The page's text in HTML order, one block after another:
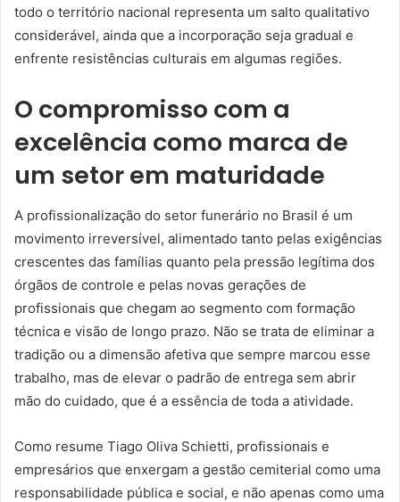
todo o território nacional representa um salto qualitativo
considerável, ainda que a incorporação seja gradual e
enfrente resistências culturais em algumas regiões.
O compromisso com a
excelência como marca de
um setor em maturidade
A profissionalização do setor funerário no Brasil é um
movimento irreversível, alimentado tanto pelas exigências
crescentes das famílias quanto pela pressão legítima dos
órgãos de controle e pelas novas gerações de
profissionais que chegam ao segmento com formação
técnica e visão de longo prazo. Não se trata de eliminar a
tradição ou a dimensão afetiva que sempre marcou esse
trabalho, mas de elevar o padrão de entrega sem abrir
mão do cuidado, que é a essência de toda a atividade.
Como resume Tiago Oliva Schietti, profissionais e
empresários que enxergam a gestão cemiterial como uma
responsabilidade pública e social, e não apenas como uma